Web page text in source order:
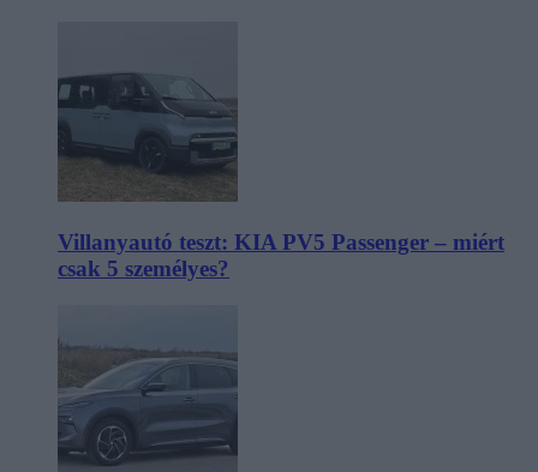
Villanyautó teszt: KIA PV5 Passenger – miért
csak 5 személyes?